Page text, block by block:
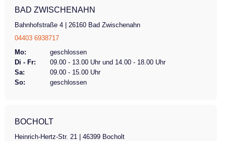
Gangschaltung 7-Gangschaltung mit Freilauf
Bremsen hydraulische Scheibenbremsen
Feststellbremse/Ständer Feststellbremse
Federung gefederte Hinterbauschwinge Sitz
komfortables Sitzpolster mit Rückenlehne
(Höhe+ Neigung verstellbar) Maximales
Benutzergewicht Fahrer 130kg Zusätliche
BAD ZWISCHENAHN
Bahnhofstraße 4 | 26160 Bad Zwischenahn
04403 6938717
Mo:
geschlossen
Di - Fr:
09.00 - 13.00 Uhr und 14.00 - 18.00 Uhr
Sa:
09.00 - 15.00 Uhr
So:
geschlossen
BOCHOLT
Heinrich-Hertz-Str. 21 | 46399 Bocholt